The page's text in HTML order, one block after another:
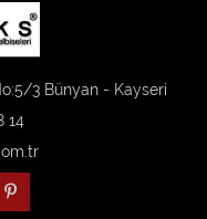
3 Bünyan - Kayseri
14